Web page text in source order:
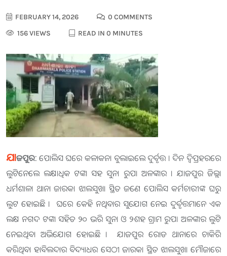
FEBRUARY 14, 2026
0 COMMENTS
156 VIEWS
READ IN 0 MINUTES
ଯାଜପୁର: ପୋଲିସ ଘରେ କଳାକନା ବୁଲାଇଲେ ଦୁର୍ବୃତ୍ତ । ଦିନ ଦ୍ୱିପ୍ରହରରେ
ଲୁଟିନେଲେ ଲକ୍ଷାଧିକ ଟଙ୍କା ସହ ସୁନା ରୁପା ଅଳଙ୍କାର । ଯାଜପୁର ଜିଲ୍ଲା
ଧର୍ମଶାଳା ଥାନା ଜାରକା ଝାଲସୁଖା ସ୍ଥିତ ଜଣେ ପୋଲିସ କର୍ମଚାରୀଙ୍କ ଘରୁ
ଲୁଟ ହୋଇଛି । ଘରେ କେହି ନଥିବାର ସୁଯୋଗ ନେଇ ଦୁର୍ବୃତ୍ତମାନେ ଏକ
ଲକ୍ଷ ନଗଦ ଟଙ୍କା ସହିତ ୨୦ ଭରି ସୁନା ଓ ୨ଶହ ଗ୍ରାମ ରୁପା ଅଳଙ୍କାର ଲୁଟି
ନେଇଥିବା ଅଭିଯୋଗ ହୋଇଛି । ଯାଜପୁର ରୋଡ ଥାନାରେ ଚାକିରି
କରିଥିବା ହାବିଲଦାର ବିଦ୍ୟାଧର ସେଠୀ ଜାରକା ସ୍ଥିତ ଝାଲସୁଖା ମୌଜାରେ